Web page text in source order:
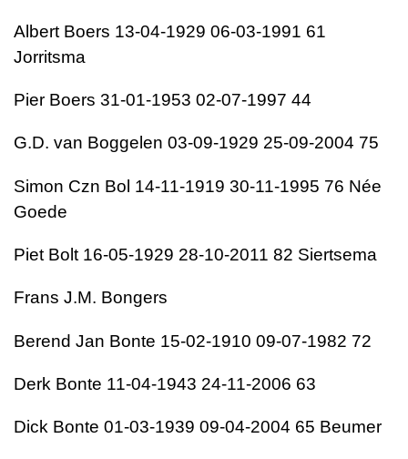
Albert Boers 13-04-1929 06-03-1991 61
Jorritsma
Pier Boers 31-01-1953 02-07-1997 44
G.D. van Boggelen 03-09-1929 25-09-2004 75
Simon Czn Bol 14-11-1919 30-11-1995 76 Née
Goede
Piet Bolt 16-05-1929 28-10-2011 82 Siertsema
Frans J.M. Bongers
Berend Jan Bonte 15-02-1910 09-07-1982 72
Derk Bonte 11-04-1943 24-11-2006 63
Dick Bonte 01-03-1939 09-04-2004 65 Beumer